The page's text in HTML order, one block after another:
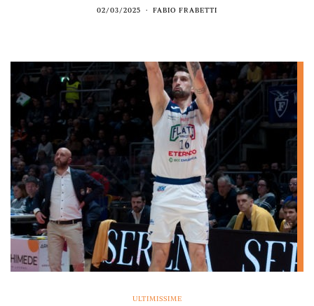
02/03/2025 FABIO FRABETTI
ULTIMISSIME